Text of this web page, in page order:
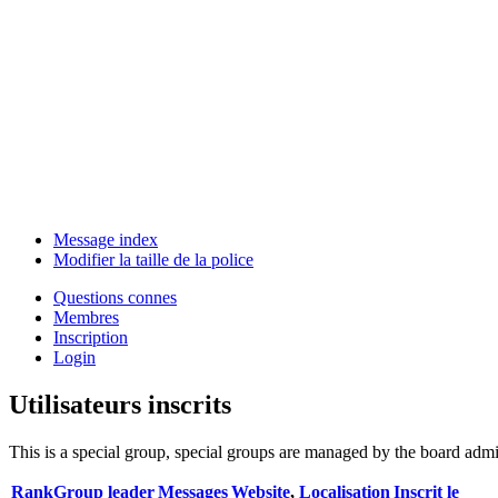
Message index
Modifier la taille de la police
Questions connes
Membres
Inscription
Login
Utilisateurs inscrits
This is a special group, special groups are managed by the board
RankGroup leaderMessagesWebsite, Localisation Inscrit le